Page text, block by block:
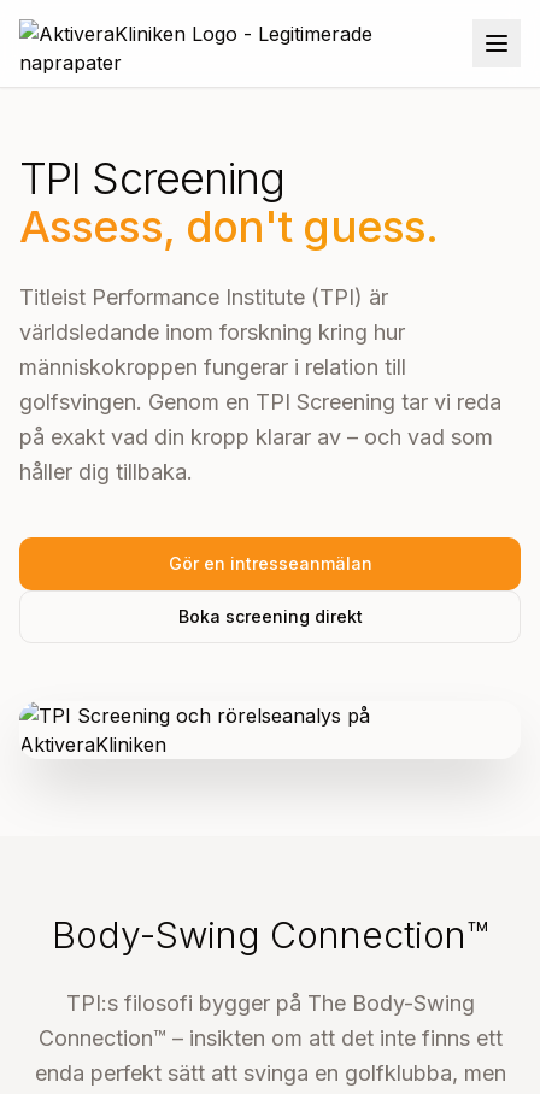
TPI Screening
Assess, don't guess.
Titleist Performance Institute (TPI) är
världsledande inom forskning kring hur
människokroppen fungerar i relation till
golfsvingen. Genom en TPI Screening tar vi reda
på exakt vad din kropp klarar av – och vad som
håller dig tillbaka.
Gör en intresseanmälan
Boka screening direkt
Body-Swing Connection™
TPI:s filosofi bygger på The Body-Swing
Connection™ – insikten om att det inte finns ett
enda perfekt sätt att svinga en golfklubba, men